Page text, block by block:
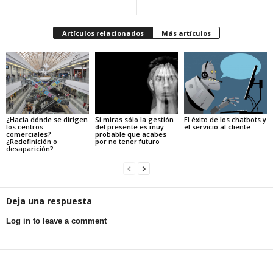
Artículos relacionados Más artículos
¿Hacia dónde se dirigen
los centros
comerciales?
¿Redefinición o
desaparición?
Si miras sólo la gestión
del presente es muy
probable que acabes
por no tener futuro
El éxito de los chatbots y
el servicio al cliente
Deja una respuesta
Log in to leave a comment